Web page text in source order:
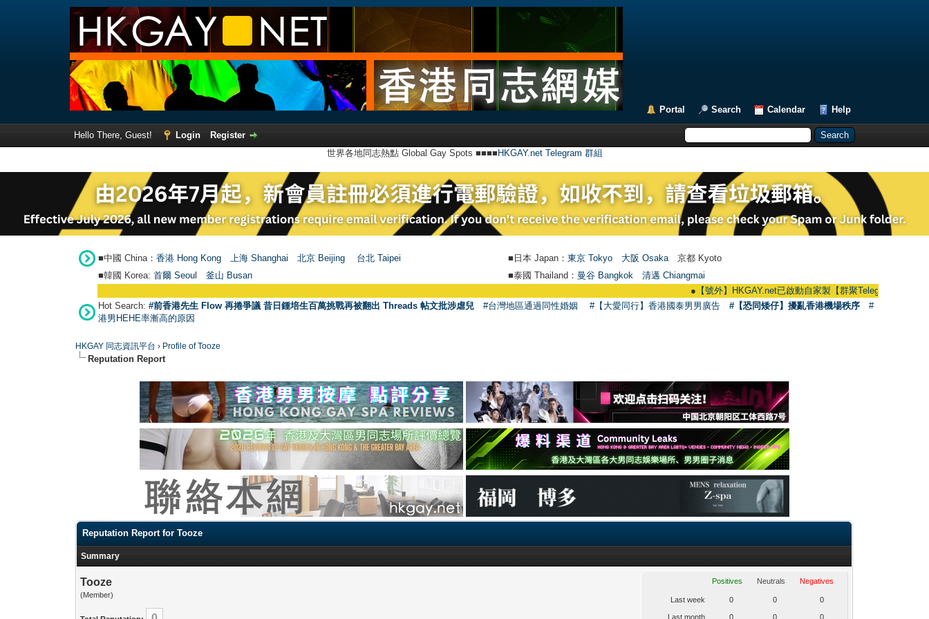
Portal Search Calendar Help
Hello There, Guest! Login
Register
世界各地同志熱點 Global Gay Spots ■■■■ HKGAY.net Telegram 群組
■中國 China： 香港 Hong Kong 上海 Shanghai 北京 Beijing 台北 Taipei ■日本 Japan： 東京 Tokyo 大阪 Osaka 京都 Kyoto
■韓國 Korea: 首爾 Seou 釜山 Busan ■泰國 Thailand： 曼谷 Bangkok
清邁 Chiangmai
【號外】HKGAY.net已啟動自家製【群聚Telegram群組】
Hot Search: #前香港先生 Flow 再捲爭議 昔日鍾培生百萬挑戰再被翻出 Threads 帖文批涉虐兒 #台灣地區通過同性婚姻 #【大愛同行】香港國泰男男廣告 #【恐同矮仔】擾亂香港機場秩序
#
港男HEHE率漸高的原因
HKGAY 同志資訊平台 › Profile of Tooze
Reputation Report
Reputation Report for Tooze
Summary
Tooze
(Member)
Positives Neutrals Negatives
Last week 0 0 0
Last month 0 0 0